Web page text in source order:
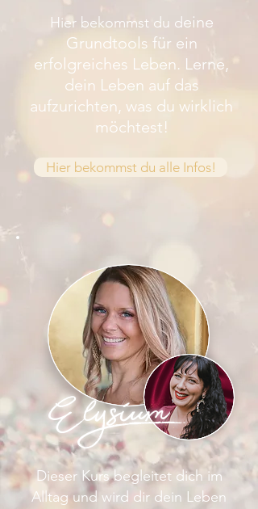
Hier bekommst du deine
Grundtools für ein
erfolgreiches Leben. Lerne,
dein Leben auf das
aufzurichten, was du wirklich
möchtest!
Hier bekommst du alle Infos!
Elysium
Dieser Kurs begleitet dich im
Alltag und wird dir dein Leben